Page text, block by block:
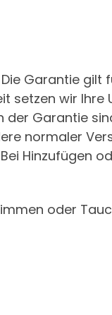
Garantie gilt
wir Ihre
der Garantie
normaler
Hinzufügen
oder